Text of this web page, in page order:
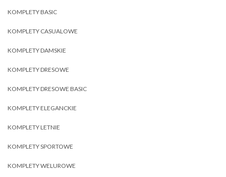
KOMPLETY BASIC
KOMPLETY CASUALOWE
KOMPLETY DAMSKIE
KOMPLETY DRESOWE
KOMPLETY DRESOWE BASIC
KOMPLETY ELEGANCKIE
KOMPLETY LETNIE
KOMPLETY SPORTOWE
KOMPLETY WELUROWE